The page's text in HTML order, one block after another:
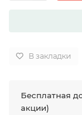
В закладки
Бесплатная
акции)